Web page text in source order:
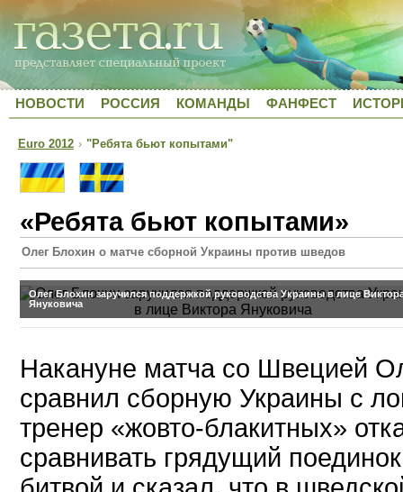
НОВОСТИ РОССИЯ КОМАНДЫ ФАНФЕСТ
Euro 2012 › "Ребята бьют копытами"
«Ребята бьют копытами»
Олег Блохин о матче сборной Украины против шведов
Олег Блохин заручился поддержкой руководства Украины в лице
Януковича
Накануне матча со Швецией
сравнил сборную Украины с
тренер «жовто-блакитных»
сравнивать грядущий